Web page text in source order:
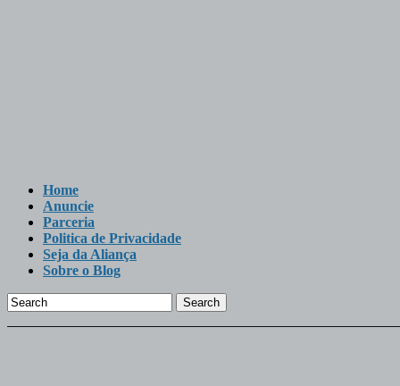
Home
Anuncie
Parceria
Politica de Privacidade
Seja da Aliança
Sobre o Blog
Search